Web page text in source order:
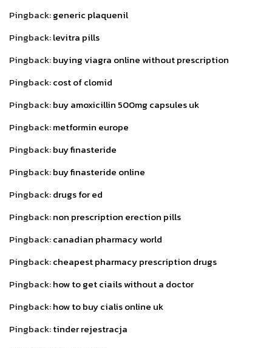
Pingback:generic plaquenil
Pingback:levitra pills
Pingback:buying viagra online without prescription
Pingback:cost of clomid
Pingback:buy amoxicillin 500mg capsules uk
Pingback:metformin europe
Pingback:buy finasteride
Pingback:buy finasteride online
Pingback:drugs for ed
Pingback:non prescription erection pills
Pingback:canadian pharmacy world
Pingback:cheapest pharmacy prescription drugs
Pingback:how to get ciails without a doctor
Pingback:how to buy cialis online uk
Pingback:tinder rejestracja